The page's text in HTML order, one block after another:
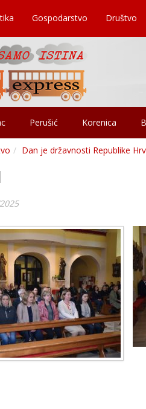
Gospodarstvo Društvo
Perušić Korenica
Dan je državnosti Republike